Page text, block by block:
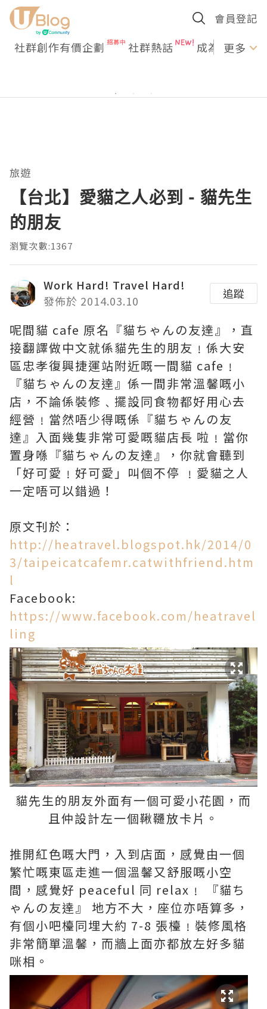
會員登記
社群創作有價企劃 社群熱話 成為U更多
旅遊
【台北】愛貓之人必到 - 貓先生
的朋友
瀏覽次數:1367
Work Hard! Travel Hard!
發佈於 2014.03.10
追蹤
呢間貓 cafe 原名『貓ちゃんの友達』，直
接翻譯做中文就係貓先生的朋友﹗係大安
區忠孝復興捷運站附近嘅一間貓 cafe﹗
『貓ちゃんの友達』係一間非常溫馨嘅小
店，不論係裝修﹑擺設同食物都好用心去
經營﹗當然唔少得嘅係『貓ちゃんの友
達』入面幾隻非常可愛嘅貓店長 啦﹗當你
置身喺『貓ちゃんの友達』，你就會聽到
「好可愛﹗好可愛」叫個不停 ﹗愛貓之人
一定唔可以錯過！
原文刊於：
http://heatravel.blogspot.hk/2014/0
3/taipeicatcafemr.catwithfriend.htm
l
Facebook:
https://www.facebook.com/heatravel
ling
貓先生的朋友外面有一個可愛小花園，而
且仲設計左一個鞦韆放卡片。
推開紅色嘅大門，入到店面，感覺由一個
繁忙嘅東區走進一個溫馨又舒服嘅小空
間，感覺好 peaceful 同 relax﹗ 『貓ち
ゃんの友達』 地方不大，座位亦唔算多，
有個小吧檯同埋大約 7-8 張檯﹗裝修風格
非常簡單溫馨，而牆上面亦都放左好多貓
咪相。